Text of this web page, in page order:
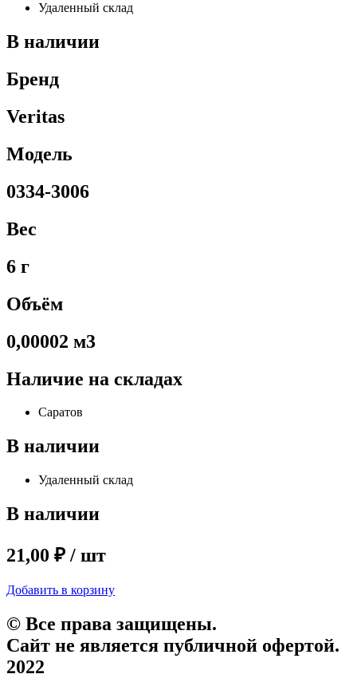
Удаленный склад
В наличии
Бренд
Veritas
Модель
0334-3006
Вес
6 г
Объём
0,00002 м3
Наличие на складах
Саратов
В наличии
Удаленный склад
В наличии
21,00 ₽ / шт
Добавить в корзину
© Все права защищены.
Сайт не является публичной офертой.
2022